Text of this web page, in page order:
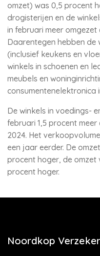
omzet) was 0,5 procent
drogisterijen en de
in februari meer omgezet
Daarentegen hebben de
(inclusief keukens en
winkels in schoenen en
meubels en
consumentenelektronica
De winkels in voedings-
februari 1,5 procent
2024. Het
een jaar eerder. De
procent hoger, de omzet
procent hoger.
Noordkop